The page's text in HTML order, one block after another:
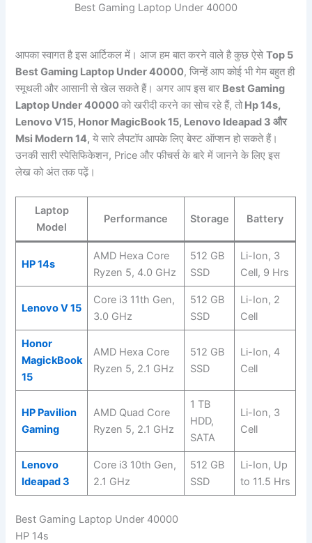
Best Gaming Laptop Under 40000
आपका स्वागत है इस आर्टिकल में। आज हम बात करने वाले है कुछ ऐसेTop 5
Best Gaming Laptop Under 40000, जिन्हें आप कोई भी गेम बहुत ही
स्मूथली और आसानी से खेल सकते हैं। अगर आप इस बार Best Gaming
Laptop Under 40000को खरीदी करने का सोच रहे हैं, तोHp 14s,
Lenovo V15, Honor MagicBook 15, Lenovo Ideapad 3 और
Msi Modern 14, ये सारे लैपटॉप आपके लिए बेस्ट ऑप्शन हो सकते हैं।
उनकी सारी स्पेसिफिकेशन, Price और फीचर्स के बारे में जानने के लिए इस
लेख को अंत तक पढ़ें।
Laptop
Model
Performance Storage Battery
HP 14s
AMD Hexa Core
Ryzen 5, 4.0 GHz
512 GB
SSD
Li-Ion, 3
Cell, 9 Hrs
Lenovo V 15
Core i3 11th Gen,
3.0 GHz
512 GB
SSD
Li-Ion, 2
Cell
Honor
MagickBook
15
AMD Hexa Core
Ryzen 5, 2.1 GHz
512 GB
SSD
Li-Ion, 4
Cell
HP Pavilion
Gaming
AMD Quad Core
Ryzen 5, 2.1 GHz
1 TB
HDD,
SATA
Li-Ion, 3
Cell
Lenovo
Ideapad 3
Core i3 10th Gen,
2.1 GHz
512 GB
SSD
Li-Ion, Up
to 11.5 Hrs
Best Gaming Laptop Under 40000
HP 14s